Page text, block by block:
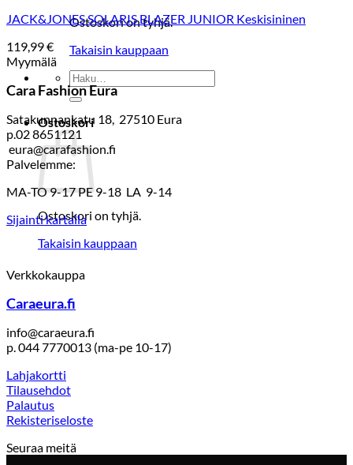
Ostoskori on tyhjä.
Takaisin kauppaan
Etsi:
Ostoskori
Ostoskori on tyhjä.
Takaisin kauppaan
JACK&JONES SOLARIS BLAZER JUNIOR Keskisininen
119,99€
Myymälä
Cara Fashion Eura
Satakunnankatu 18, 27510 Eura
p.02 8651121
eura@carafashion.fi
Palvelemme:
MA-TO 9-17 PE 9-18 LA 9-14
Sijainti kartalla
Verkkokauppa
Caraeura.fi
info@caraeura.fi
p. 044 7770013 (ma-pe 10-17)
Lahjakortti
Tilausehdot
Palautus
Rekisteriseloste
Seuraa meitä